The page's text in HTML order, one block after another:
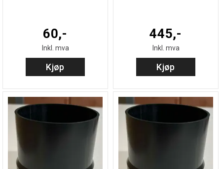
60,-
Inkl. mva
Kjøp
445,-
Inkl. mva
Kjøp